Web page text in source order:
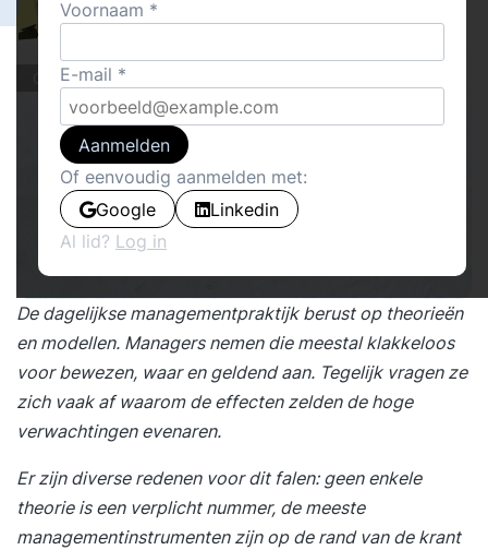
Guido Thys
16
Cover stories · Boeken
De dagelijkse managementpraktijk berust op theorieën
en modellen. Managers nemen die meestal klakkeloos
voor bewezen, waar en geldend aan. Tegelijk vragen ze
zich vaak af waarom de effecten zelden de hoge
verwachtingen evenaren.
Er zijn diverse redenen voor dit falen: geen enkele
theorie is een verplicht nummer, de meeste
managementinstrumenten zijn op de rand van de krant
Voornaam
E-mail
Aanmelden
Of eenvoudig aanmelden met:
Google
Linkedin
Al lid? Log in